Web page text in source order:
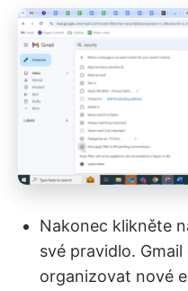
Nakonec klikněte
své pravidlo.
organizovat nové